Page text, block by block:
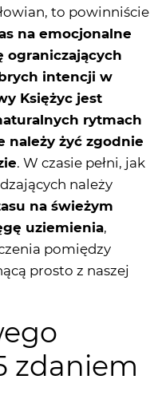
to powinniście
na emocjonalne
ograniczających
intencji w
Księżyc jest
rytmach
należy żyć zgodnie
. W czasie pełni, jak
należy
na świeżym
uziemienia,
pomiędzy
prosto z naszej
zdaniem